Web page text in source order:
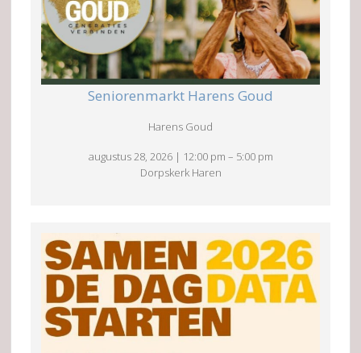
Seniorenmarkt Harens Goud
Harens Goud
augustus 28, 2026 | 12:00 pm – 5:00 pm
Dorpskerk Haren